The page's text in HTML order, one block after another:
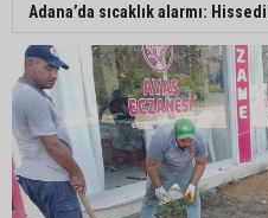
Adana’da sıcaklık alarmı: